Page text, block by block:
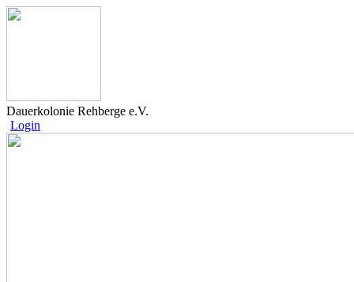
Dauerkolonie Rehberge e.V.
Login